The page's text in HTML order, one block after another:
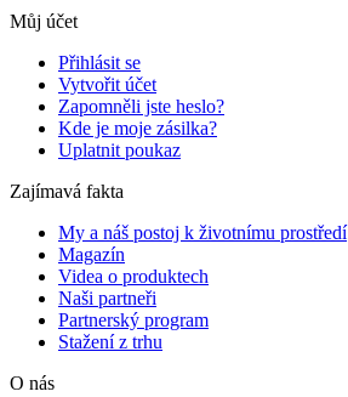
Můj účet
Přihlásit se
Vytvořit účet
Zapomněli jste heslo?
Kde je moje zásilka?
Uplatnit poukaz
Zajímavá fakta
My a náš postoj k životnímu prostředí
Magazín
Videa o produktech
Naši partneři
Partnerský program
Stažení z trhu
O nás